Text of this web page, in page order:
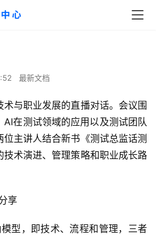
最新文档
与职业发展的直播对话。会议围
在测试领域的应用以及测试团队
主讲人结合新书《测试总监话测
术演进、管理策略和职业成长路
享
型，即技术、流程和管理，三者